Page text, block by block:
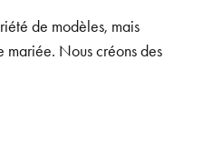
de modèles, mais
mariée. Nous créons des